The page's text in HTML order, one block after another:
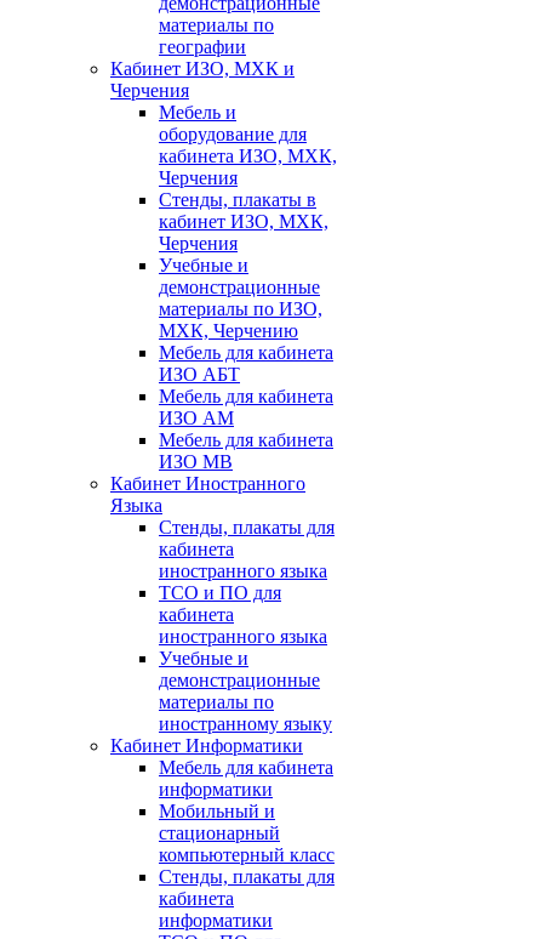
материалы по
географии
Кабинет ИЗО, МХК и
Черчения
Мебель и
оборудование для
кабинета ИЗО, МХК,
Черчения
Стенды, плакаты в
кабинет ИЗО, МХК,
Черчения
Учебные и
демонстрационные
материалы по ИЗО,
МХК, Черчению
Мебель для кабинета
ИЗО АБТ
Мебель для кабинета
ИЗО АМ
Мебель для кабинета
ИЗО МВ
Кабинет Иностранного
Языка
Стенды, плакаты для
кабинета
иностранного языка
ТСО и ПО для
кабинета
иностранного языка
Учебные и
демонстрационные
материалы по
иностранному языку
Кабинет Информатики
Мебель для кабинета
информатики
Мобильный и
стационарный
компьютерный класс
Стенды, плакаты для
кабинета
информатики